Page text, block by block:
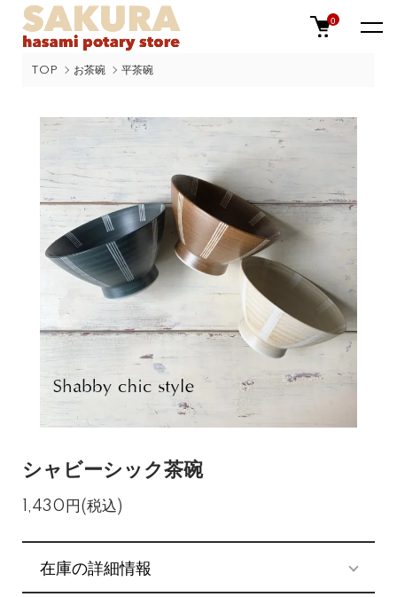
0
TOP お茶碗 平茶碗
シャビーシック茶碗
1,430円(税込)
在庫の詳細情報